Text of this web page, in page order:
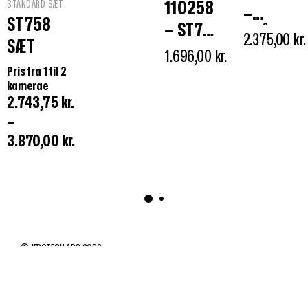
STANDARD SÆT
ST758
SÆT
Pris fra 1 til 2
kamerae
2.743,75 kr.
–
3.870,00 kr.
110258
– ST758
TFT LCD
1.696,00 kr.
–
TRÅDLØ
2.375,00 kr.
© JEPOTECH APS 2026